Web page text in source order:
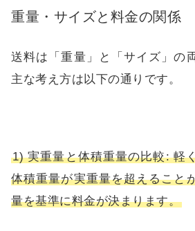
重量・サイズと料金の関係
送料は「重量」と「サイズ」の
主な考え方は以下の通りです。
1) 実重量と体積重量の比較: 軽
体積重量が実重量を超えること
量を基準に料金が決まります。